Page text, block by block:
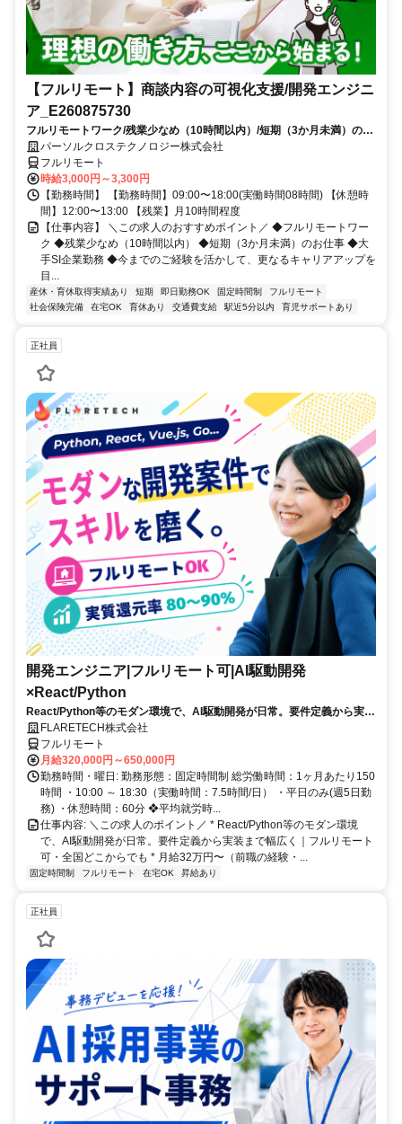
【フルリモート】商談内容の可視化支援/開発エンジニ
ア_E260875730
フルリモートワーク/残業少なめ（10時間以内）/短期（3か月未満）のお
仕事/大手SI企業勤務/今までのご経験を活かして、更なるキャリアアップ
を目指せます
パーソルクロステクノロジー株式会社
フルリモート
時給3,000円～3,300円
【勤務時間】 【勤務時間】09:00〜18:00(実働時間08時間) 【休憩時
間】12:00〜13:00 【残業】月10時間程度
【仕事内容】 ＼この求人のおすすめポイント／ ◆フルリモートワー
ク ◆残業少なめ（10時間以内） ◆短期（3か月未満）のお仕事 ◆大
手SI企業勤務 ◆今までのご経験を活かして、更なるキャリアアップを
目...
産休・育休取得実績あり 短期 即日勤務OK 固定時間制
フルリモート
社会保険完備
在宅OK 育休あり 交通費支給 駅近5分以内 育児サポートあり
正社員
開発エンジニア|フルリモート可|AI駆動開発
×React/Python
React/Python等のモダン環境で、AI駆動開発が日常。要件定義から実装
まで幅広く、若手中心のチームでキャリアを伸ばす。残業月10h以下・
年休123日・フルリモート可。
FLARETECH株式会社
フルリモート
月給320,000円～650,000円
勤務時間・曜日: 勤務形態：固定時間制 総労働時間：1ヶ月あたり150
時間 ・10:00 ～ 18:30（実働時間：7.5時間/日） ・平日のみ(週5日勤
務) ・休憩時間：60分 ❖平均就労時...
仕事内容: ＼この求人のポイント／ * React/Python等のモダン環境
で、AI駆動開発が日常。要件定義から実装まで幅広く｜フルリモート
可・全国どこからでも * 月給32万円〜（前職の経験・...
固定時間制 フルリモート 在宅OK 昇給あり
正社員